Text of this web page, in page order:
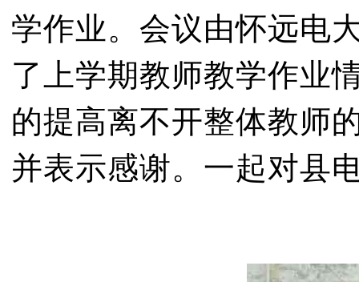
学作业。会议由怀远电
了上学期教师教学作业
的提高离不开整体教师
并表示感谢。一起对县